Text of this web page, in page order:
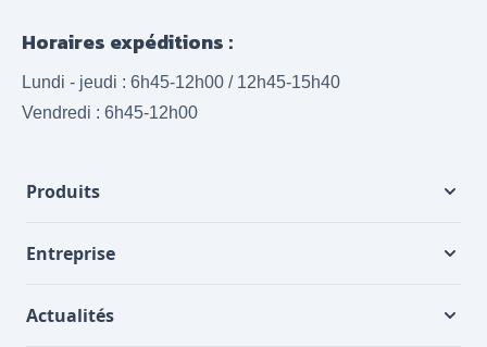
Horaires expéditions :
Lundi - jeudi : 6h45-12h00 / 12h45-15h40
Vendredi : 6h45-12h00
Produits
Entreprise
Actualités